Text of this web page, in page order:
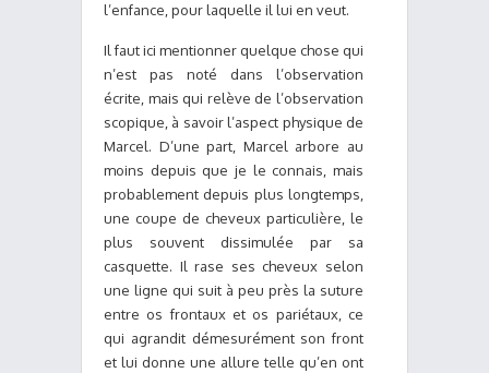
l’enfance, pour laquelle il lui en veut.
Il faut ici mentionner quelque chose qui
n’est pas noté dans l’observation
écrite, mais qui relève de l’observation
scopique, à savoir l’aspect physique de
Marcel. D’une part, Marcel arbore au
moins depuis que je le connais, mais
probablement depuis plus longtemps,
une coupe de cheveux particulière, le
plus souvent dissimulée par sa
casquette. Il rase ses cheveux selon
une ligne qui suit à peu près la suture
entre os frontaux et os pariétaux, ce
qui agrandit démesurément son front
et lui donne une allure telle qu’en ont